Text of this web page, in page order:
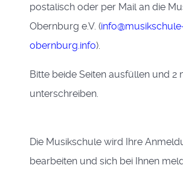
postalisch oder per Mail an die
Obernburg e.V. (
obernburg.info).
Bitte beide Seiten ausfüllen und 2
unterschreiben.
Die Musikschule wird Ihre
bearbeiten und sich bei Ihnen